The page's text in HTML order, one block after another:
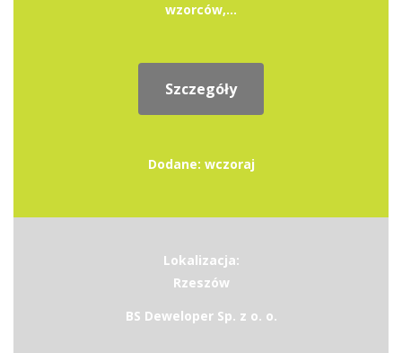
wzorców,...
Szczegóły
Dodane: wczoraj
Lokalizacja:
Rzeszów
BS Deweloper Sp. z o. o.